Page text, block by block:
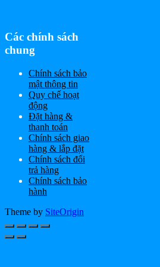
Các chính sách
chung
Chính sách bảo
mật thông tin
Quy chế hoạt
động
Đặt hàng &
thanh toán
Chính sách giao
hàng & lắp đặt
Chính sách đổi
trả hàng
Chính sách bảo
hành
Theme by SiteOrigin